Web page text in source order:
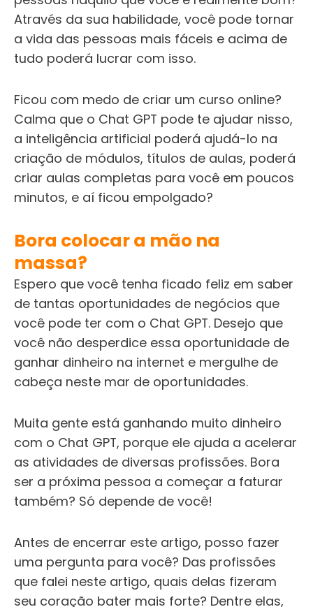
Através da sua habilidade, você pode tornar
a vida das pessoas mais fáceis e acima de
tudo poderá lucrar com isso.
Ficou com medo de criar um curso online?
Calma que o Chat GPT pode te ajudar nisso,
a inteligência artificial poderá ajudá-lo na
criação de módulos, títulos de aulas, poderá
criar aulas completas para você em poucos
minutos, e aí ficou empolgado?
Bora colocar a mão na
massa?
Espero que você tenha ficado feliz em saber
de tantas oportunidades de negócios que
você pode ter com o Chat GPT. Desejo que
você não desperdice essa oportunidade de
ganhar dinheiro na internet e mergulhe de
cabeça neste mar de oportunidades.
Muita gente está ganhando muito dinheiro
com o Chat GPT, porque ele ajuda a acelerar
as atividades de diversas profissões. Bora
ser a próxima pessoa a começar a faturar
também? Só depende de você!
Antes de encerrar este artigo, posso fazer
uma pergunta para você? Das profissões
que falei neste artigo, quais delas fizeram
seu coração bater mais forte? Dentre elas,